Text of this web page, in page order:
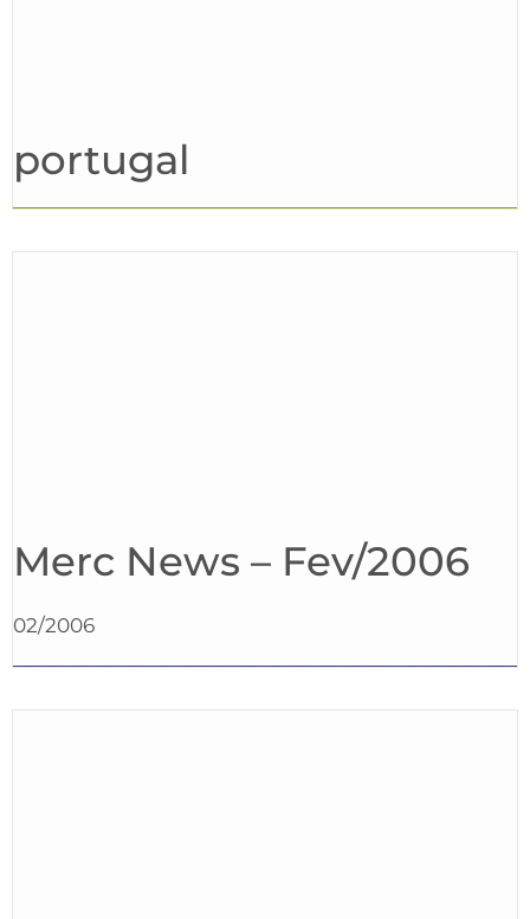
portugal
Merc News – Fev/2006
02/2006